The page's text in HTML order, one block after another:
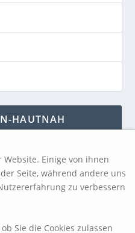
HAUTNAH
Einige von ihnen
Seite, während andere uns
zu verbessern
Sie die Cookies zulassen